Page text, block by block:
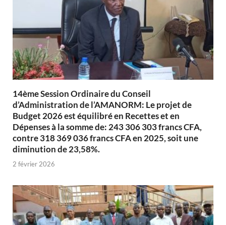
14ème Session Ordinaire du Conseil
d’Administration de l’AMANORM: Le projet de
Budget 2026 est équilibré en Recettes et en
Dépenses à la somme de: 243 306 303 francs CFA,
contre 318 369 036 francs CFA en 2025, soit une
diminution de 23,58%.
2 février 2026